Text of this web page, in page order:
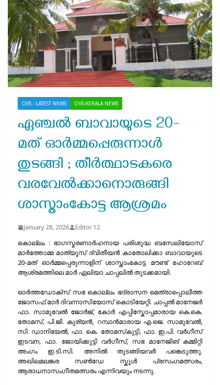
OVS - LATEST NEWS OVS-KERALA NEWS
ഏഞ്ചൽ ബാവായുടെ 20-
മത് ഓർമ്മപ്പെരുന്നാൾ
തുടങ്ങി ; തീർത്ഥാടകരെ
വരവേൽക്കാനൊരുങ്ങി
ശാസ്താംകോട്ട ആശ്രമം
January 28, 2026 Editor 12
കൊല്ലം : ഭാഗസ്മരണാർഹനായ പരിശുദ്ധ ബസേലിയോസ്
മാർത്തോമ്മ മാത്യൂസ് ദ്വിതീയൻ കാതോലിക്കാ ബാവായുടെ
20-മത് ഓർമ്മപ്പെരുന്നാളിന് ശാസ്താംകോട്ട മൗണ്ട് ഹോറേബ്
ആശ്രമത്തിലെ മാർ ഏലിയാ ചാപ്പലിൽ തുടക്കമായി.
ഓർത്തഡോക്സ് സഭ കൊല്ലം ഭദ്രാസന മെത്രാപ്പൊലീത്ത
ജോസഫ് മാർ ദിവന്നാസിയോസ് കൊടിയേറ്റി. ചാപ്പൽ മാനേജർ
ഫാ. സാമുവേൽ ജോർജ്, കോർ എപ്പിസ്കോപ്പമാരായ കെ.കെ.
തോമസ്, പി.ജി. കുര്യൻ, റമ്പാൻമാരായ എ.ജെ. സാമുവേൽ,
സി. ഡാനിയേൽ, ഫാ. കെ. തോമസ്‌കുട്ടി, ഫാ. ഇ.പി. വർഗീസ്
ഇടവന, ഫാ. ജോയിക്കുട്ടി വർഗീസ്, സഭ മാനേജിങ് കമ്മിറ്റി
അംഗം ഇ.ടി.സി. അനിൽ തുടങ്ങിയവർ പങ്കെടുത്തു.
അഖിലമലങ്കര സൺഡേ സ്കൂൾ പ്രസംഗമത്സരം,
ആരാധനാസംഗീതമത്സരം എന്നിവയും നടന്നു.